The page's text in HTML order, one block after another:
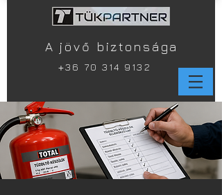
A jövő biztonsága
+36 70 314 9132